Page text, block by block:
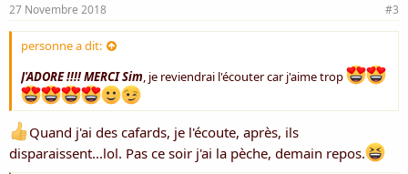
27 Novembre 2018 #3
personne a dit:
J'ADORE !!!! MERCI Sim, je reviendrai l'écouter car j'aime trop
Quand j'ai des cafards, je l'écoute, après, ils
disparaissent...lol. Pas ce soir j'ai la pèche, demain repos.